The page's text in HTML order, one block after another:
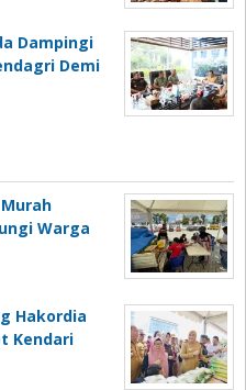
Dampingi
Demi
Warga
Hakordia
Kendari